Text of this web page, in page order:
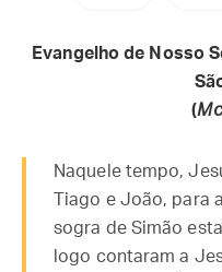
Evangelho de Nosso
(Mc
Naquele tempo,
Tiago e João, para
sogra de Simão
logo contaram a